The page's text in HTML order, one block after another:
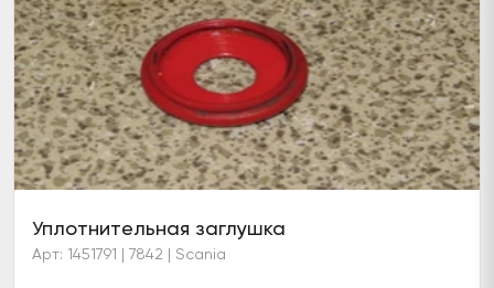
Уплотнительная заглушка
Арт: 1451791 | 7842 | Scania